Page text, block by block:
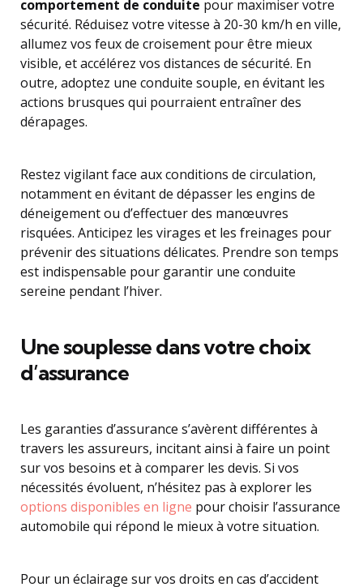
comportement de conduite pour maximiser votre
sécurité. Réduisez votre vitesse à 20-30 km/h en ville,
allumez vos feux de croisement pour être mieux
visible, et accélérez vos distances de sécurité. En
outre, adoptez une conduite souple, en évitant les
actions brusques qui pourraient entraîner des
dérapages.
Restez vigilant face aux conditions de circulation,
notamment en évitant de dépasser les engins de
déneigement ou d’effectuer des manœuvres
risquées. Anticipez les virages et les freinages pour
prévenir des situations délicates. Prendre son temps
est indispensable pour garantir une conduite
sereine pendant l’hiver.
Une souplesse dans votre choix
d’assurance
Les garanties d’assurance s’avèrent différentes à
travers les assureurs, incitant ainsi à faire un point
sur vos besoins et à comparer les devis. Si vos
nécessités évoluent, n’hésitez pas à explorer les
options disponibles en ligne pour choisir l’assurance
automobile qui répond le mieux à votre situation.
Pour un éclairage sur vos droits en cas d’accident